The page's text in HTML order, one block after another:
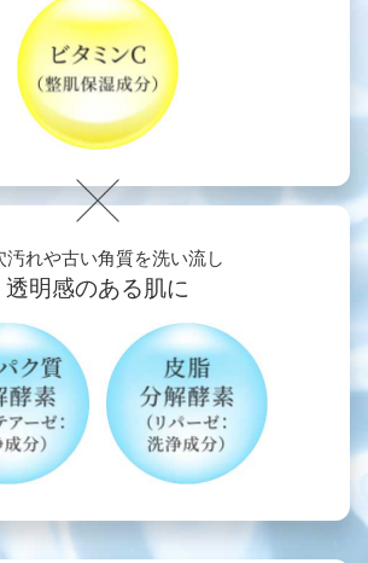
汚れや古い角質を洗い流し
透明感のある肌に